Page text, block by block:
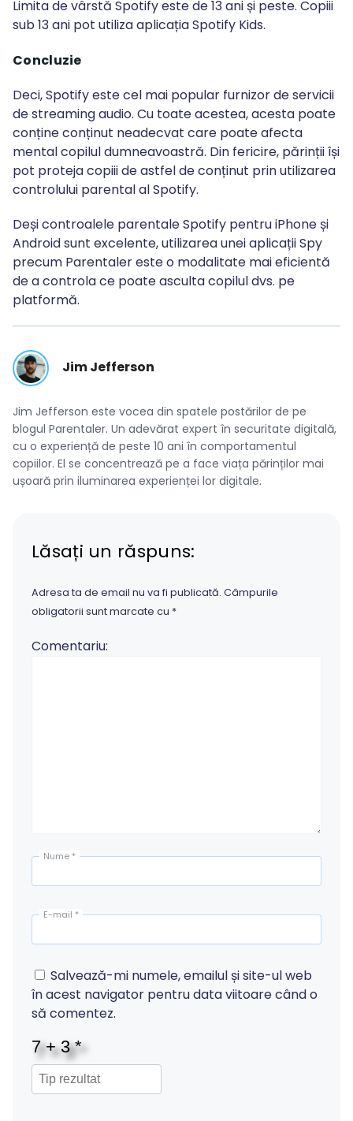
Limita de vârstă Spotify este de 13 ani și peste. Copiii
sub 13 ani pot utiliza aplicația Spotify Kids.
Concluzie
Deci, Spotify este cel mai popular furnizor de servicii
de streaming audio. Cu toate acestea, acesta poate
conține conținut neadecvat care poate afecta
mental copilul dumneavoastră. Din fericire, părinții își
pot proteja copiii de astfel de conținut prin utilizarea
controlului parental al Spotify.
Deși controalele parentale Spotify pentru iPhone și
Android sunt excelente, utilizarea unei aplicații Spy
precum Parentaler este o modalitate mai eficientă
de a controla ce poate asculta copilul dvs. pe
platformă.
Jim Jefferson
Jim Jefferson este vocea din spatele postărilor de pe
blogul Parentaler. Un adevărat expert în securitate digitală,
cu o experiență de peste 10 ani în comportamentul
copiilor. El se concentrează pe a face viața părinților mai
ușoară prin iluminarea experienței lor digitale.
Lăsați un răspuns:
Adresa ta de email nu va fi publicată. Câmpurile
obligatorii sunt marcate cu *
Comentariu:
Nume *
E-mail *
Salvează-mi numele, emailul și site-ul web
în acest navigator pentru data viitoare când o
să comentez.